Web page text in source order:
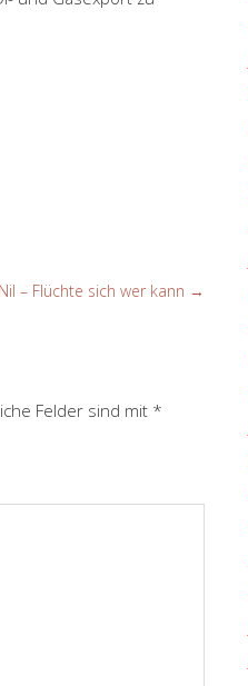
– Flüchte sich wer kann →
Felder sind mit *